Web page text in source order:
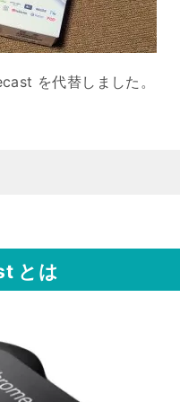
を代替しました。
とは